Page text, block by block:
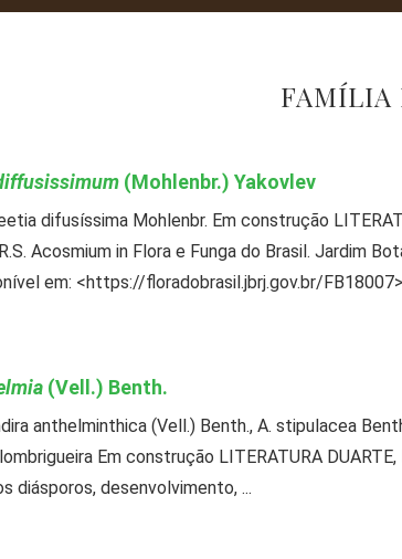
FAMÍLIA
(Mohlenbr.) Yakovlev
difusíssima Mohlenbr. Em construção
Acosmium in Flora e Funga do Brasil. Jardim
em: <https://floradobrasil.jbrj.gov.br/FB18007>
(Vell.) Benth.
anthelminthica (Vell.) Benth., A. stipulacea
Em construção LITERATURA DUARTE,
diásporos, desenvolvimento, ...